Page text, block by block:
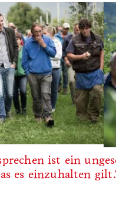
ist ein
es einzuhalten